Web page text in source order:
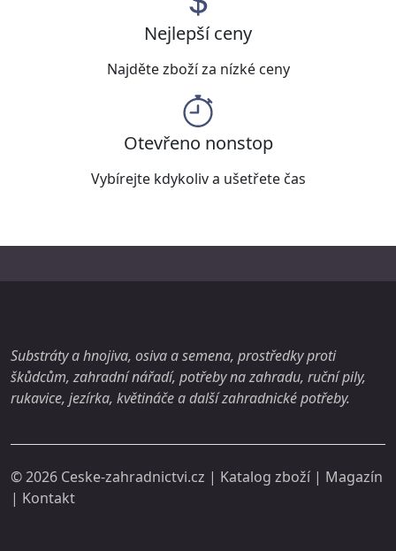
Nejlepší ceny
Najděte zboží za nízké ceny
Otevřeno nonstop
Vybírejte kdykoliv a ušetřete čas
Substráty a hnojiva, osiva a semena, prostředky proti
škůdcům, zahradní nářadí, potřeby na zahradu, ruční pily,
rukavice, jezírka, květináče a další zahradnické potřeby.
© 2026 Ceske-zahradnictvi.cz | Katalog zboží | Magazín
| Kontakt